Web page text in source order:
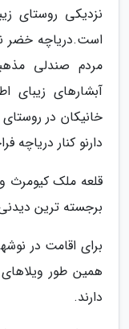
نزدیکی روستای
است.دریاچه خضر
مردم صندلی
آبشارهای زیبای
خانیکان در
دارنو کنار دریاچه
قلعه ملک کیومرث و
برجسته ترین
برای اقامت در
همین طور
دارند.